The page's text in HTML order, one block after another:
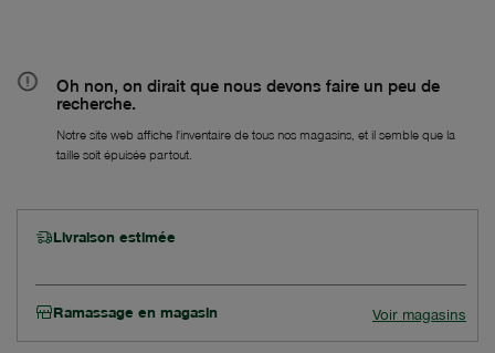
Oh non, on dirait que nous devons faire un peu de
recherche.
Notre site web affiche l'inventaire de tous nos magasins, et il semble que la
taille soit épuisée partout.
Livraison estimée
Ramassage en magasin Voir magasins